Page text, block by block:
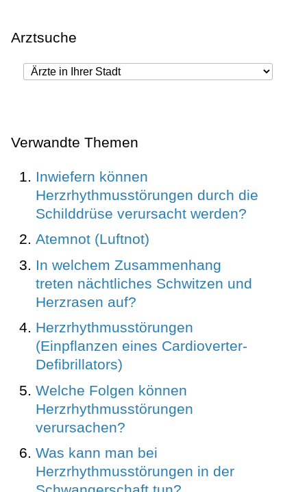
Arztsuche
Verwandte Themen
Inwiefern können
Herzrhythmusstörungen durch die
Schilddrüse verursacht werden?
Atemnot (Luftnot)
In welchem Zusammenhang
treten nächtliches Schwitzen und
Herzrasen auf?
Herzrhythmusstörungen
(Einpflanzen eines Cardioverter-
Defibrillators)
Welche Folgen können
Herzrhythmusstörungen
verursachen?
Was kann man bei
Herzrhythmusstörungen in der